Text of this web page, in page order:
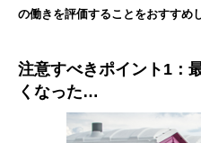
の働きを評価することをおすすめ
注意すべきポイント1：
くなった…